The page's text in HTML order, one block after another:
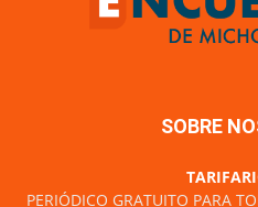
SOBRE
PERIÓDICO GRATUITO PARA